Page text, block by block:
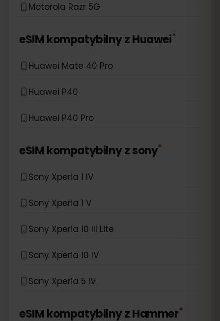
Motorola Razr 5G
eSIM kompatybilny zHuawei*
Huawei Mate 40 Pro
Huawei P40
Huawei P40 Pro
eSIM kompatybilny zsony*
Sony Xperia 1 IV
Sony Xperia 1 V
Sony Xperia 10 III Lite
Sony Xperia 10 IV
Sony Xperia 5 IV
eSIM kompatybilny zHammer*